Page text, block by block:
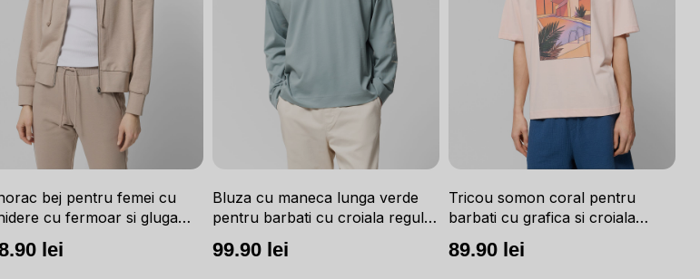
bej pentru femei cu
cu fermoar si gluga
OUTHORN
lei
Bluza cu maneca lunga verde
pentru barbati cu croiala regular
si print pe maneca OUTHORN
99.90 lei
Tricou somon coral pentru
barbati cu grafica si croiala
oversize OUTHORN
89.90 lei